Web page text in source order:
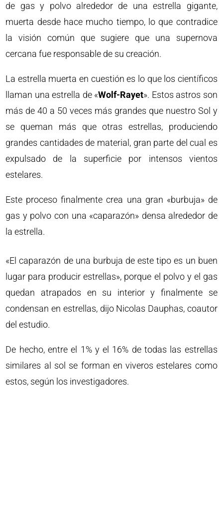
de gas y polvo alrededor de una estrella gigante,
muerta desde hace mucho tiempo, lo que contradice
la visión común que sugiere que una supernova
cercana fue responsable de su creación.
La estrella muerta en cuestión es lo que los científicos
llaman una estrella de «Wolf-Rayet». Estos astros son
más de 40 a 50 veces más grandes que nuestro Sol y
se queman más que otras estrellas, produciendo
grandes cantidades de material, gran parte del cual es
expulsado de la superficie por intensos vientos
estelares.
Este proceso finalmente crea una gran «burbuja» de
gas y polvo con una «caparazón» densa alrededor de
la estrella.
«El caparazón de una burbuja de este tipo es un buen
lugar para producir estrellas», porque el polvo y el gas
quedan atrapados en su interior y finalmente se
condensan en estrellas, dijo Nicolas Dauphas, coautor
del estudio.
De hecho, entre el 1% y el 16% de todas las estrellas
similares al sol se forman en viveros estelares como
estos, según los investigadores.